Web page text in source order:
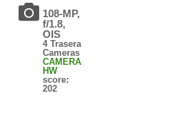
108-MP,
f/1.8,
OIS
4 Trasera
Cameras
CAMERA
HW
score:
202